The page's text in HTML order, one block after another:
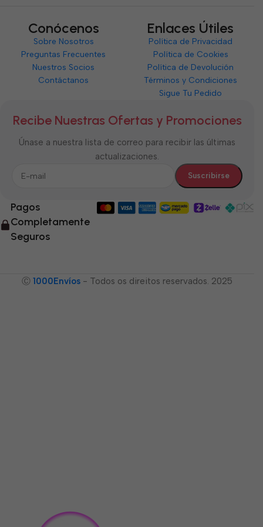
Conócenos
Sobre Nosotros
Preguntas Frecuentes
Nuestros Socios
Contáctanos
Enlaces Útiles
Política de Privacidad
Política de Cookies
Política de Devolución
Términos y Condiciones
Sigue Tu Pedido
Recibe Nuestras Ofertas y Promociones
Únase a nuestra lista de correo para recibir las últimas
actualizaciones.
Pagos
Completamente
Seguros
Ⓒ 1000Envíos - Todos os direitos reservados. 2025